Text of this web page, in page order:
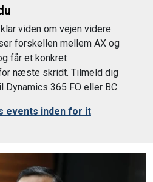
viden om vejen videre
forskellen mellem AX og
får et konkret
næste skridt. Tilmeld dig
365 FO eller BC.
events inden for it